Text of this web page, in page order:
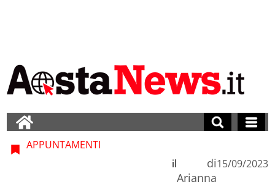
APPUNTAMENTI
di
Arianna
il 15/09/2023